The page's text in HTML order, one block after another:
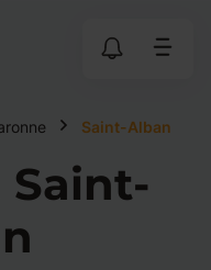
Saint-Alban
Saint-